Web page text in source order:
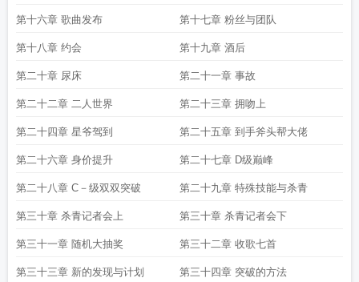
第十六章 歌曲发布 第十七章 粉丝与团队
第十八章 约会 第十九章 酒后
第二十章 尿床 第二十一章 事故
第二十二章 二人世界 第二十三章 拥吻上
第二十四章 星爷驾到 第二十五章 到手斧头帮大佬
第二十六章 身价提升 第二十七章 D级巅峰
第二十八章 C－级双双突破 第二十九章 特殊技能与杀青
第三十章 杀青记者会上 第三十章 杀青记者会下
第三十一章 随机大抽奖 第三十二章 收歌七首
第三十三章 新的发现与计划 第三十四章 突破的方法